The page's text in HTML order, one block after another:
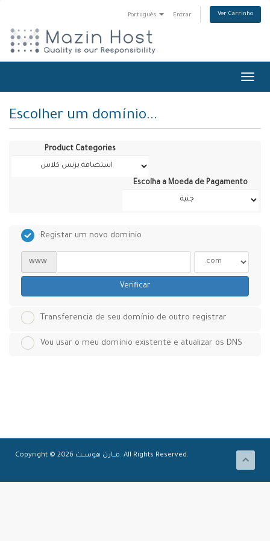
Português Entrar Ver Carrinho
Escolher um domínio...
Product Categories
Escolha a Moeda de Pagamento
Registar um novo domínio
www.
Verificar
Transferencia de seu domínio de outro registrar
Vou usar o meu domínio existente e atualizar os DNS
Copyright © 2026 مـــازن هوســــت. All Rights Reserved.